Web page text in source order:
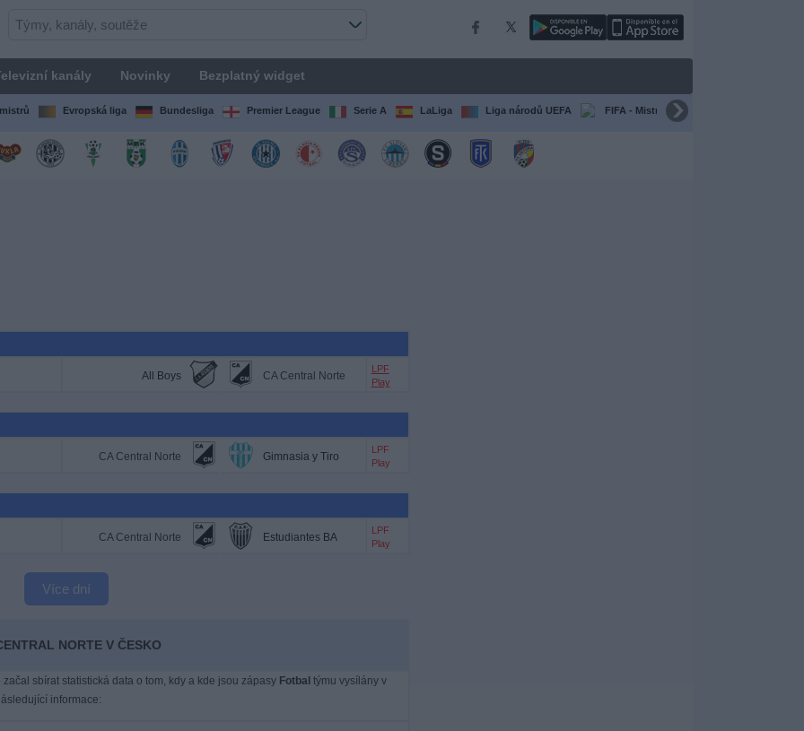
kanály Novinky Bezplatný widget
Evropská liga Bundesliga Premier League Serie A LaLiga Liga národů UEFA FIFA - Mistrovství světa klubů
All Boys CA Central Norte
LPF
Play
CA Central Norte Gimnasia y Tiro
LPF
Play
CA Central Norte Estudiantes BA
LPF
Play
Více dní
NORTE V ČESKO
začal sbírat statistická data o tom, kdy a kde jsou zápasy Fotbal týmu vysílány v
informace: